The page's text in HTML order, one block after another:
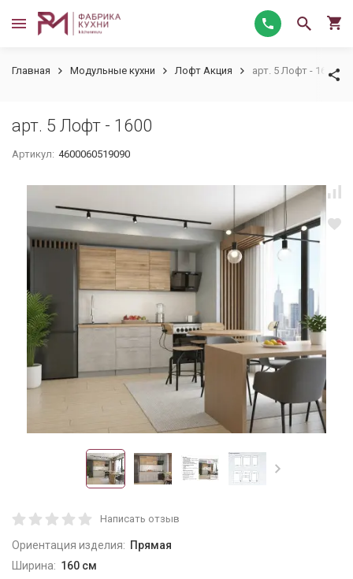
Главная Модульные кухни Лофт Акция арт. 5 Лофт - 1600
арт. 5 Лофт - 1600
Артикул: 4600060519090
Написать отзыв
Ориентация изделия: Прямая
Ширина: 160 см